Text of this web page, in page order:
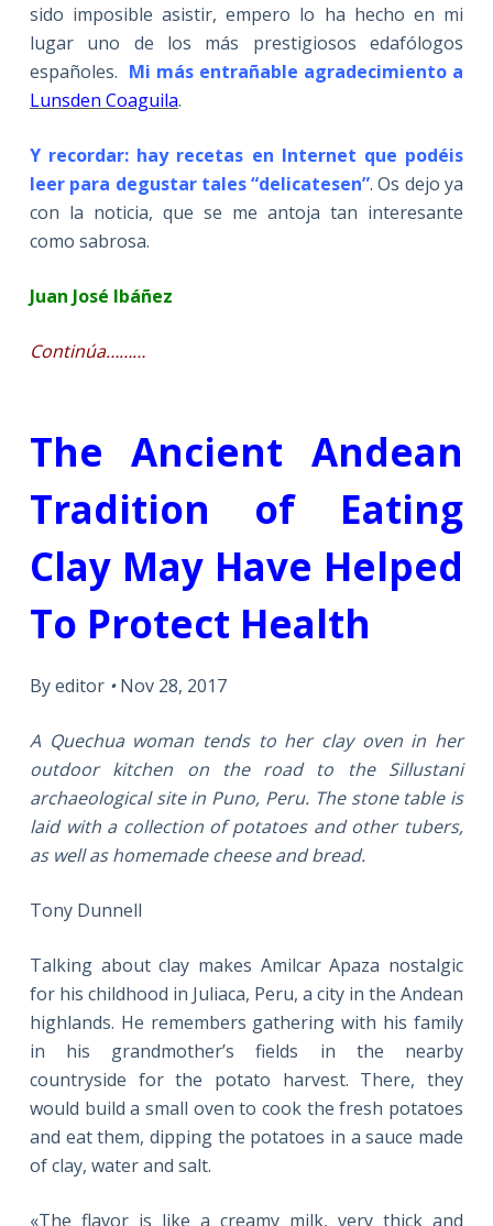
sido imposible asistir, empero lo ha hecho en mi
lugar uno de los más prestigiosos edafólogos
españoles. Mi más entrañable agradecimiento a
Lunsden Coaguila.
Y recordar: hay recetas en Internet que podéis
leer para degustar tales “delicatesen”. Os dejo ya
con la noticia, que se me antoja tan interesante
como sabrosa.
Juan José Ibáñez
Continúa………
The Ancient Andean
Tradition of Eating
Clay May Have Helped
To Protect Health
By editor •Nov 28, 2017
A Quechua woman tends to her clay oven in her
outdoor kitchen on the road to the Sillustani
archaeological site in Puno, Peru. The stone table is
laid with a collection of potatoes and other tubers,
as well as homemade cheese and bread.
Tony Dunnell
Talking about clay makes Amilcar Apaza nostalgic
for his childhood in Juliaca, Peru, a city in the Andean
highlands. He remembers gathering with his family
in his grandmother’s fields in the nearby
countryside for the potato harvest. There, they
would build a small oven to cook the fresh potatoes
and eat them, dipping the potatoes in a sauce made
of clay, water and salt.
«The flavor is like a creamy milk, very thick and